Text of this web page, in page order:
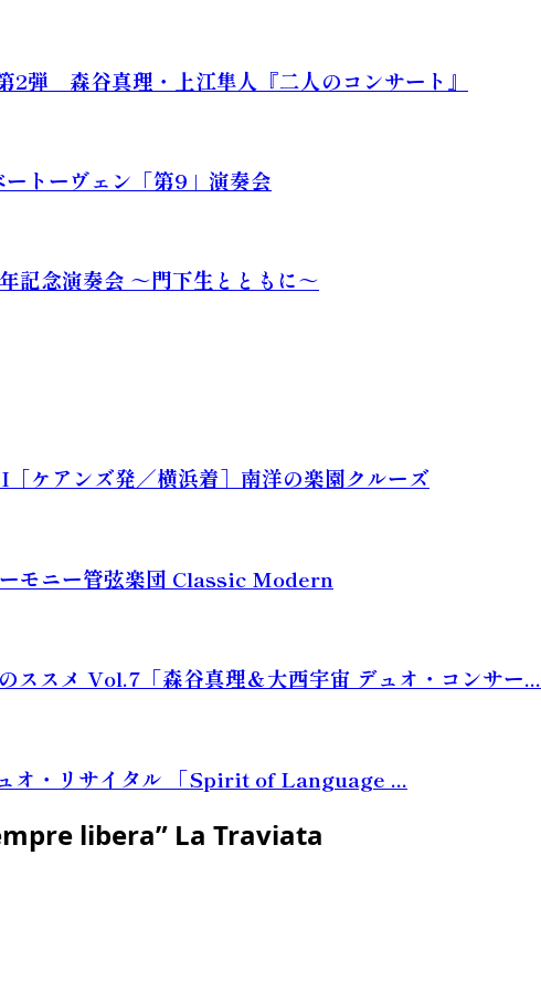
2弾 森谷真理・上江隼人『二人のコンサート』
トーヴェン「第9」演奏会
記念演奏会 ～門下生とともに～
ケアンズ発／横浜着］南洋の楽園クルーズ
モニー管弦楽団 Classic Modern
ススメ Vol.7「森谷真理＆大西宇宙 デュオ・コンサー...
オ・リサイタル 「Spirit of Language ...
libera” La Traviata